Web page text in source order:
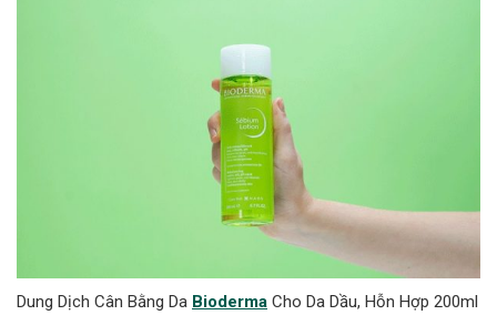
Dung Dịch Cân Bằng Da Bioderma Cho Da Dầu, Hỗn Hợp 200ml